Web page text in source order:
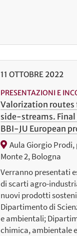
11 OTTOBRE 2022
PRESENTAZIONI E
Valorization
side-streams. Final
BBI-JU European
Aula Giorgio Prodi,
Monte 2, Bologna
Verranno presentati
di scarti agro-
nuovi prodotti
Dipartimento di
e ambientali;
chimica, ambientale